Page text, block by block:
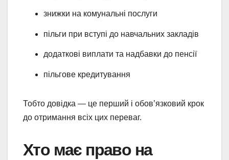
знижки на комунальні послуги
пільги при вступі до навчальних закладів
додаткові виплати та надбавки до пенсії
пільгове кредитування
Тобто довідка — це перший і обов’язковий крок
до отримання всіх цих переваг.
Хто має право на